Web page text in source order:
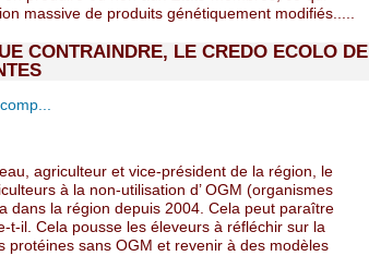
massive de produits génétiquement modifiés.....
CONTRAINDRE, LE CREDO ECOLO DE
agriculteur et vice-président de la région, le
à la non-utilisation d’ OGM (organismes
dans la région depuis 2004. Cela peut paraître
t-il. Cela pousse les éleveurs à réfléchir sur la
protéines sans OGM et revenir à des modèles